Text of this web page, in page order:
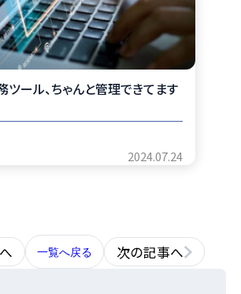
ツール、ちゃんと管理できてます
2024.07.24
一覧へ戻る 次の記事へ